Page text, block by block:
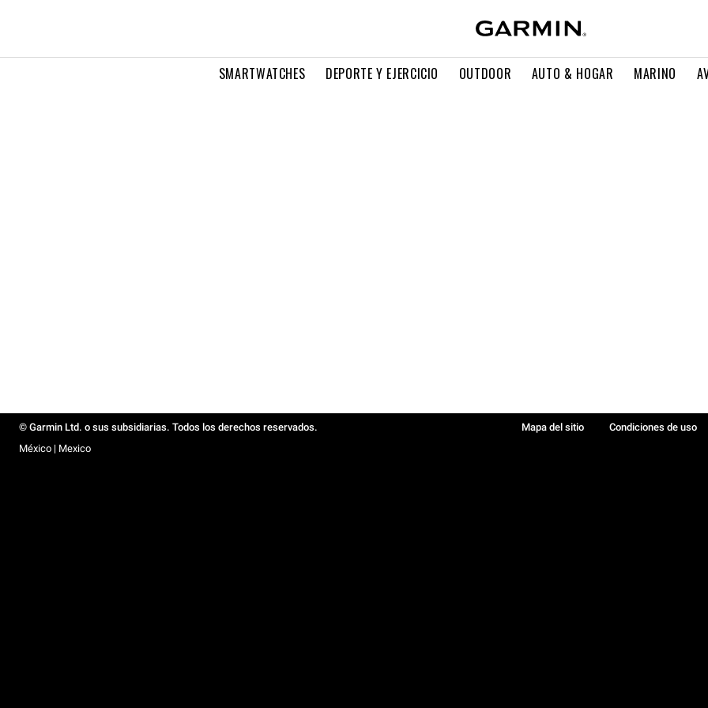
SMARTWATCHES DEPORTE Y EJERCICIO OUTDOOR AUTO & HOGAR MARINO
© Garmin Ltd. o sus subsidiarias. Todos los derechos reservados. Mapa del sitio Condiciones de uso
México | Mexico